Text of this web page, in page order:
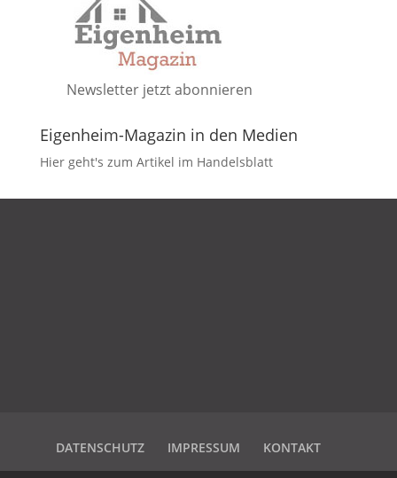
Newsletter jetzt abonnieren
Eigenheim-Magazin in den Medien
Hier geht's zum Artikel im Handelsblatt
DATENSCHUTZ
DATENSCHUTZ IMPRESSUM KONTAKT